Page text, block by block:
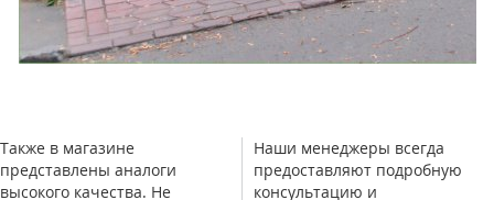
Также в магазине
представлены аналоги
высокого качества. Не
Наши менеджеры всегда
предоставляют подробную
консультацию и